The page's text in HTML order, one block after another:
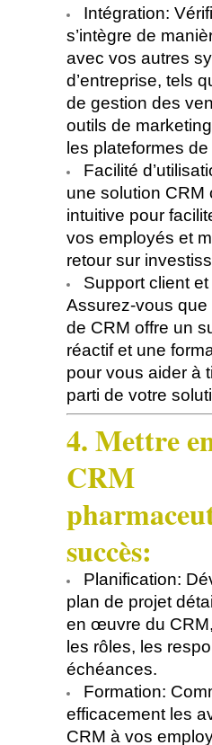
Intégration:
s’intègre de
avec vos autres
d’entreprise, tels
de gestion des
outils de
les plateformes
Facilité
une solution CRM
intuitive pour
vos employés et
retour sur
Support client
Assurez-vous
de CRM offre un
réactif et une
pour vous aider à
parti de votre
4. Mettre
CRM
succès:
Planification:
plan de projet
en œuvre du
les rôles, les
échéances.
Formation:
efficacement les
CRM à vos